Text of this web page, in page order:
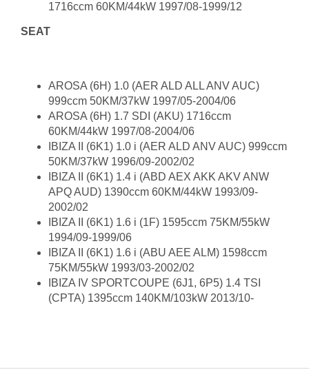
1716ccm 60KM/44kW 1997/08-1999/12
SEAT
AROSA (6H) 1.0 (AER ALD ALL ANV AUC)
999ccm 50KM/37kW 1997/05-2004/06
AROSA (6H) 1.7 SDI (AKU) 1716ccm
60KM/44kW 1997/08-2004/06
IBIZA II (6K1) 1.0 i (AER ALD ANV AUC) 999ccm
50KM/37kW 1996/09-2002/02
IBIZA II (6K1) 1.4 i (ABD AEX AKK AKV ANW
APQ AUD) 1390ccm 60KM/44kW 1993/09-
2002/02
IBIZA II (6K1) 1.6 i (1F) 1595ccm 75KM/55kW
1994/09-1999/06
IBIZA II (6K1) 1.6 i (ABU AEE ALM) 1598ccm
75KM/55kW 1993/03-2002/02
IBIZA IV SPORTCOUPE (6J1, 6P5) 1.4 TSI
(CPTA) 1395ccm 140KM/103kW 2013/10-
Z